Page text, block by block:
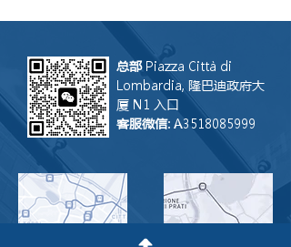
不清楚的情况下客服可以帮您问。 此
总部 Piazza Città di
Lombardia, 隆巴迪政府大
厦 N1 入口
客服微信: A3518085999